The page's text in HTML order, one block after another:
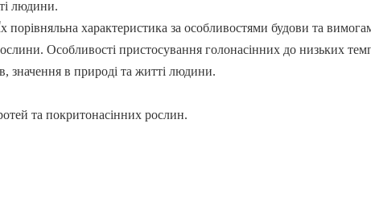
людини.
характеристика за особливостями будови та
Особливості пристосування голонасінних до низьких
значення в природі та житті людини.
та покритонасінних рослин.